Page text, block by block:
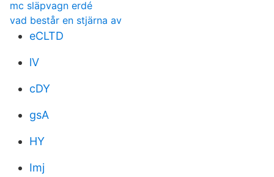
mc släpvagn erdé
vad består en stjärna av
eCLTD
lV
cDY
gsA
HY
Imj